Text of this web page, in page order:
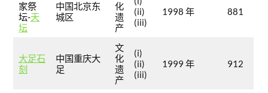
家祭
坛-天
坛
中国北京东
城区
化
遗
产
(ii)
(iii)
1998 年 881
大足石
刻
中国重庆大
足
文
化
遗
产
(i)
(ii)
(iii)
1999 年 912